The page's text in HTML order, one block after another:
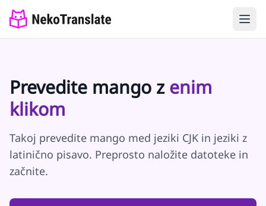
Prevedite mango zenim
klikom
Takoj prevedite mango med jeziki CJK in jeziki z
latinično pisavo. Preprosto naložite datoteke in
začnite.